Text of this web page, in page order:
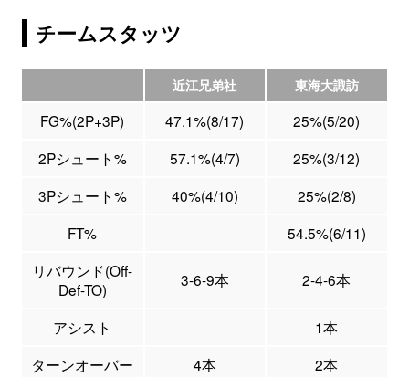
チームスタッツ
近江兄弟社 東海大諏訪
FG%(2P+3P) 47.1%(8/17)
25%(5/20)
2Pシュート%
57.1%(4/7)
25%(3/12)
3Pシュート%
40%(4/10)
25%(2/8)
FT%
54.5%(6/11)
リバウンド(Off-
Def-TO)
3-6-9本 2-4-6本
アシスト
1本
ターンオーバー
4本
2本